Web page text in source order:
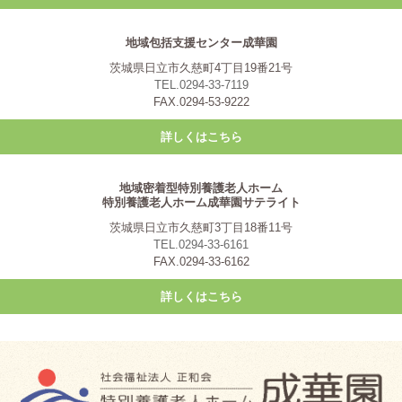
地域包括支援センター成華園
茨城県日立市久慈町4丁目19番21号
TEL.0294-33-7119
FAX.0294-53-9222
詳しくはこちら
地域密着型特別養護老人ホーム
特別養護老人ホーム成華園サテライト
茨城県日立市久慈町3丁目18番11号
TEL.0294-33-6161
FAX.0294-33-6162
詳しくはこちら